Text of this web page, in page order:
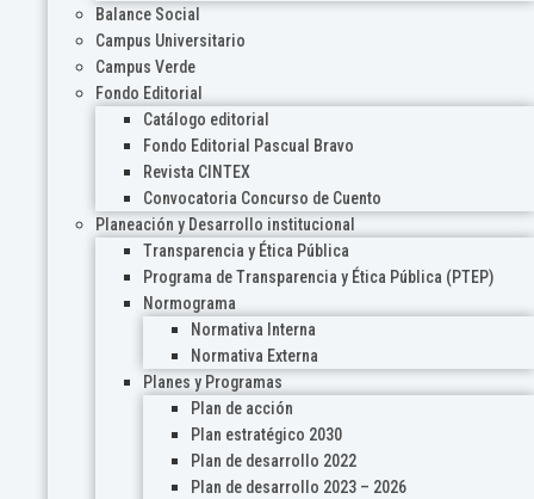
Balance Social
Campus Universitario
Campus Verde
Fondo Editorial
Catálogo editorial
Fondo Editorial Pascual Bravo
Revista CINTEX
Convocatoria Concurso de Cuento
Planeación y Desarrollo institucional
Transparencia y Ética Pública
Programa de Transparencia y Ética Pública (PTEP)
Normograma
Normativa Interna
Normativa Externa
Planes y Programas
Plan de acción
Plan estratégico 2030
Plan de desarrollo 2022
Plan de desarrollo 2023 – 2026